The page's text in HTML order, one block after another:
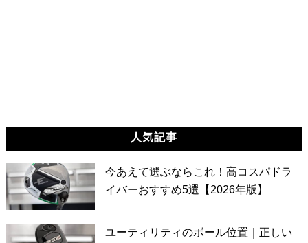
人気記事
今あえて選ぶならこれ！高コスパドラ
イバーおすすめ5選【2026年版】
ユーティリティのボール位置｜正しい